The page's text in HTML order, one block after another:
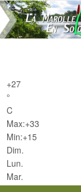
Passer
vers
le
+27
°
C
Max:+33
Min:+15
Dim.
Lun.
Mar.